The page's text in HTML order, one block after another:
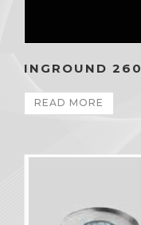
INGROUND 260
READ MORE